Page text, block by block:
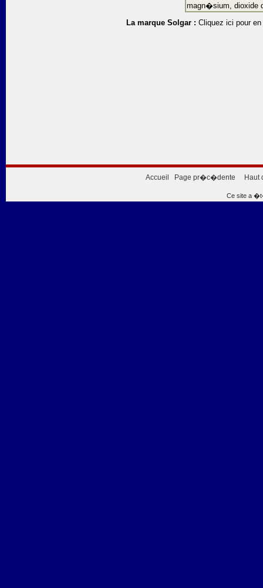
magn�sium, dioxide
La marque Solgar : Cliquez ici pour
Accueil Page pr�c�dente Haut
Ce site a